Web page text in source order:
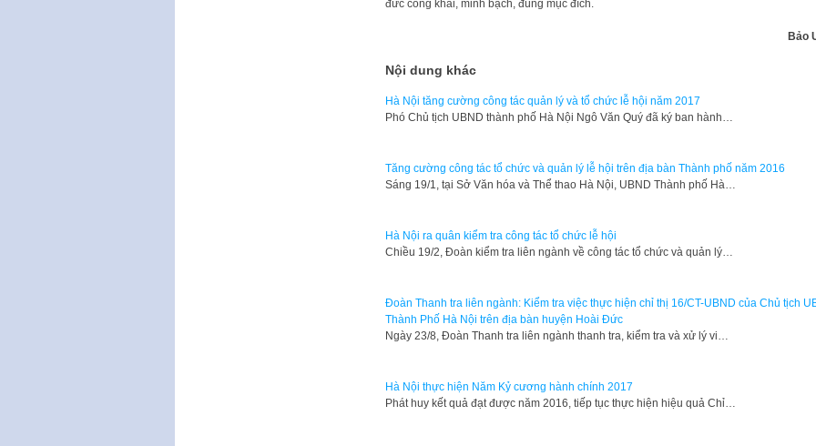
đức công khai, minh bạch, đúng mục đích.
Bảo
Nội dung khác
Hà Nội tăng cường công tác quản lý và tổ chức lễ hội năm 2017
Phó Chủ tịch UBND thành phố Hà Nội Ngô Văn Quý đã ký ban hành…
Tăng cường công tác tổ chức và quản lý lễ hội trên địa bàn Thành phố năm 2016
​Sáng 19/1, tại Sở Văn hóa và Thể thao Hà Nội, UBND Thành phố Hà…
Hà Nội ra quân kiểm tra công tác tổ chức lễ hội
​Chiều 19/2, Đoàn kiểm tra liên ngành về công tác tổ chức và quản lý…
Đoàn Thanh tra liên ngành: Kiểm tra việc thực hiện chỉ thị 16/CT-UBND của Chủ tịch
Thành Phố Hà Nội trên địa bàn huyện Hoài Đức
Ngày 23/8, Đoàn Thanh tra liên ngành thanh tra, kiểm tra và xử lý vi…
Hà Nội thực hiện Năm Kỷ cương hành chính 2017
Phát huy kết quả đạt được năm 2016, tiếp tục thực hiện hiệu quả Chỉ…